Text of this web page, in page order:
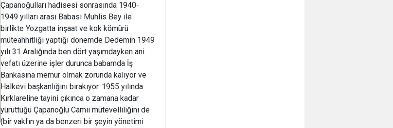
Çapanoğulları hadisesi sonrasında 1940-
1949 yılları arası Babası Muhlis Bey ile
birlikte Yozgatta inşaat ve kok kömürü
müteahhitliği yaptığı dönemde Dedemin 1949
yılı 31 Aralığında ben dört yaşımdayken ani
vefatı üzerine işler durunca babamda İş
Bankasına memur olmak zorunda kalıyor ve
Halkevi başkanlığını bırakıyor. 1955 yılında
Kırklareline tayini çıkınca o zamana kadar
yürüttüğü Çapanoğlu Camii mütevelliliğini de
(bir vakfın ya da benzeri bir şeyin yönetimi